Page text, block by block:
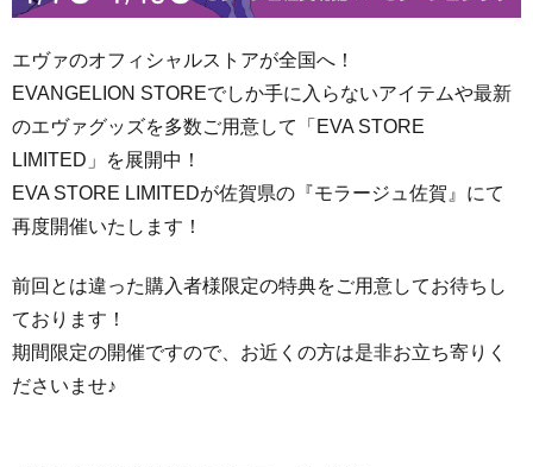
エヴァのオフィシャルストアが全国へ！
EVANGELION STOREでしか手に入らないアイテムや最新
のエヴァグッズを多数ご用意して「EVA STORE
LIMITED」を展開中！
EVA STORE LIMITEDが佐賀県の『モラージュ佐賀 』にて
再度開催いたします！
前回とは違った購入者様限定の特典をご用意してお待ちし
ております！
期間限定の開催ですので、お近くの方は是非お立ち寄りく
ださいませ♪